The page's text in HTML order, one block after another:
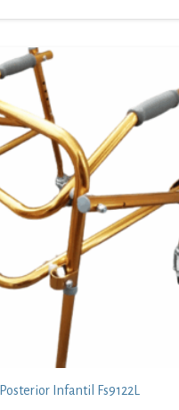
Infantil Fs9122L